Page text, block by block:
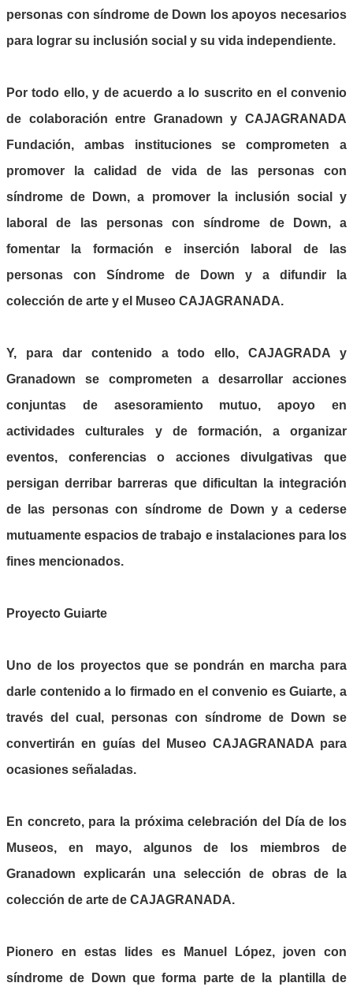
personas con síndrome de Down los apoyos necesarios
para lograr su inclusión social y su vida independiente.
Por todo ello, y de acuerdo a lo suscrito en el convenio
de colaboración entre Granadown y CAJAGRANADA
Fundación, ambas instituciones se comprometen a
promover la calidad de vida de las personas con
síndrome de Down, a promover la inclusión social y
laboral de las personas con síndrome de Down, a
fomentar la formación e inserción laboral de las
personas con Síndrome de Down y a difundir la
colección de arte y el Museo CAJAGRANADA.
Y, para dar contenido a todo ello, CAJAGRADA y
Granadown se comprometen a desarrollar acciones
conjuntas de asesoramiento mutuo, apoyo en
actividades culturales y de formación, a organizar
eventos, conferencias o acciones divulgativas que
persigan derribar barreras que dificultan la integración
de las personas con síndrome de Down y a cederse
mutuamente espacios de trabajo e instalaciones para los
fines mencionados.
Proyecto Guiarte
Uno de los proyectos que se pondrán en marcha para
darle contenido a lo firmado en el convenio es Guiarte, a
través del cual, personas con síndrome de Down se
convertirán en guías del Museo CAJAGRANADA para
ocasiones señaladas.
En concreto, para la próxima celebración del Día de los
Museos, en mayo, algunos de los miembros de
Granadown explicarán una selección de obras de la
colección de arte de CAJAGRANADA.
Pionero en estas lides es Manuel López, joven con
síndrome de Down que forma parte de la plantilla de